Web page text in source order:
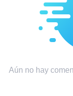
Aún no hay